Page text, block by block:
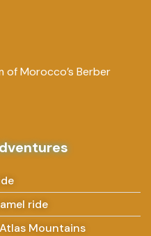
Morocco’s Berber
ride
Mountains